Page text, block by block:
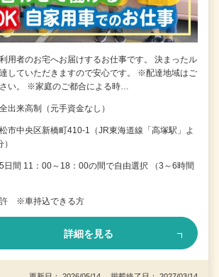
用者のお宅へお届けするお仕事です。 決まったル
していただきますので安心です。 ※配達地域はご
い。 ※家庭のご都合による時…
来高制（元手資金なし）
市中央区新橋町410-1（JR東海道線「高塚駅」よ
日間 11：00～18：00の間で自由選択 （3～6時間
許 ※車持込できる方
詳細を見る